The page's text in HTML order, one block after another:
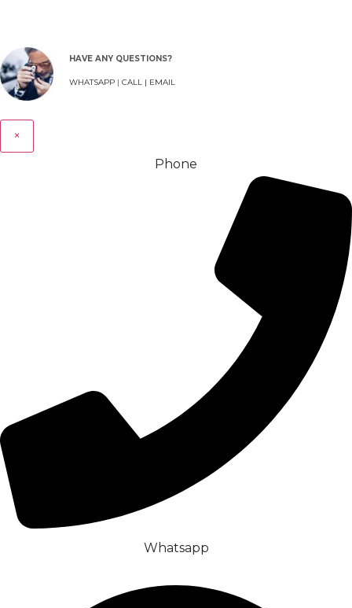
HAVE ANY QUESTIONS?
WHATSAPP| CALL | EMAIL
×
Phone
Whatsapp